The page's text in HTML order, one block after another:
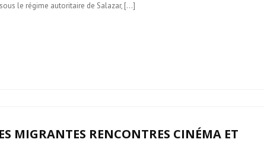
le régime autoritaire de Salazar, […]
MIGRANTES RENCONTRES CINÉMA ET